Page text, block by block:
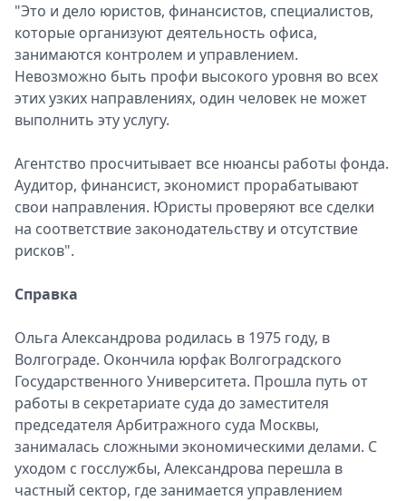
"Это и дело юристов, финансистов, специалистов,
которые организуют деятельность офиса,
занимаются контролем и управлением.
Невозможно быть профи высокого уровня во всех
этих узких направлениях, один человек не может
выполнить эту услугу.
Агентство просчитывает все нюансы работы фонда.
Аудитор, финансист, экономист прорабатывают
свои направления. Юристы проверяют все сделки
на соответствие законодательству и отсутствие
рисков".
Справка
Ольга Александрова родилась в 1975 году, в
Волгограде. Окончила юрфак Волгоградского
Государственного Университета. Прошла путь от
работы в секретариате суда до заместителя
председателя Арбитражного суда Москвы,
занималась сложными экономическими делами. С
уходом с госслужбы, Александрова перешла в
частный сектор, где занимается управлением